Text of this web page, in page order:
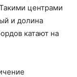
центрами
и долина
катают на